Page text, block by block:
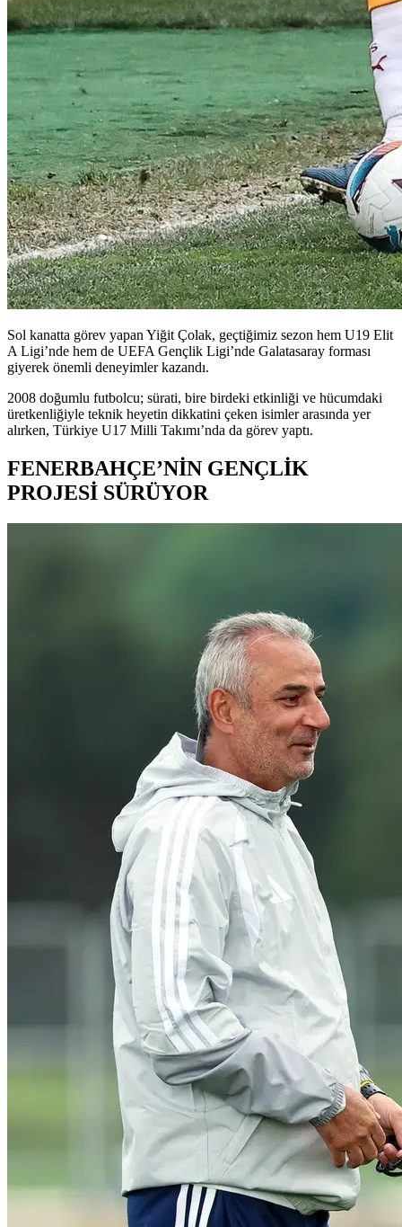
Sol kanatta görev yapan Yiğit Çolak, geçtiğimiz sezon hem U19 Elit
A Ligi’nde hem de UEFA Gençlik Ligi’nde Galatasaray forması
giyerek önemli deneyimler kazandı.
2008 doğumlu futbolcu; sürati, bire birdeki etkinliği ve hücumdaki
üretkenliğiyle teknik heyetin dikkatini çeken isimler arasında yer
alırken, Türkiye U17 Milli Takımı’nda da görev yaptı.
FENERBAHÇE’NİN GENÇLİK
PROJESİ SÜRÜYOR